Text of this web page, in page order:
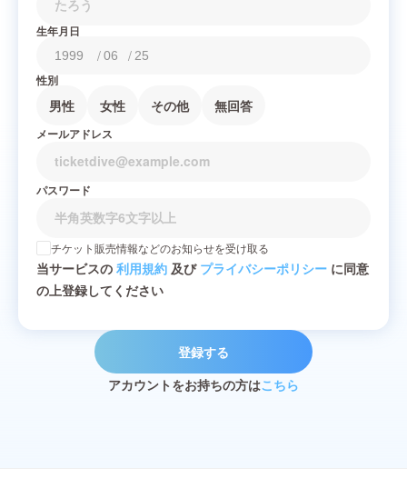
生年月日
/ /
性別
男性 女性 その他 無回答
メールアドレス
パスワード
チケット販売情報などのお知らせを受け取る
当サービスの 利用規約 及び プライバシーポリシー に同意
の上登録してください
登録する
アカウントをお持ちの方はこちら